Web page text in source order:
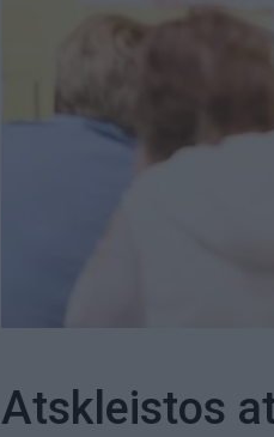
Atskleistos